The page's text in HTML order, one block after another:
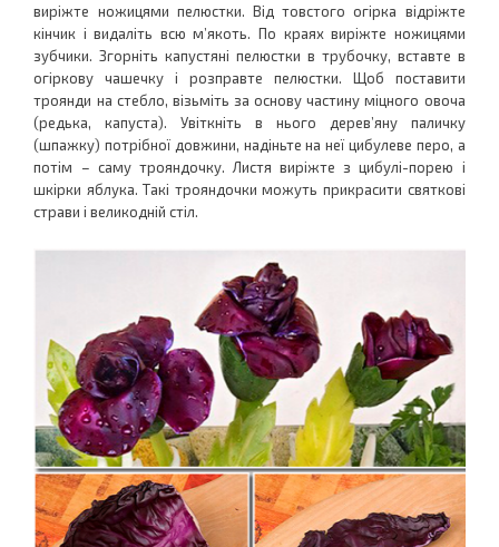
виріжте ножицями пелюстки. Від товстого огірка відріжте
кінчик і видаліть всю м’якоть. По краях виріжте ножицями
зубчики. Згорніть капустяні пелюстки в трубочку, вставте в
огіркову чашечку і розправте пелюстки. Щоб поставити
троянди на стебло, візьміть за основу частину міцного овоча
(редька, капуста). Увіткніть в нього дерев’яну паличку
(шпажку) потрібної довжини, надіньте на неї цибулеве перо, а
потім – саму трояндочку. Листя виріжте з цибулі-порею і
шкірки яблука. Такі трояндочки можуть прикрасити святкові
страви і великодній стіл.